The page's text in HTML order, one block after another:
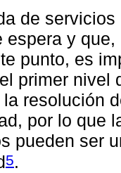
de
espera y
punto, es
primer nivel
resolución
por lo que
pueden ser
5.